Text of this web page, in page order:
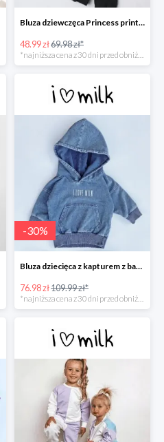
Bluza dziewczęca Princess print -30%
48.99 zł69.98 zł*
-30%
Bluza dziecięca z kapturem z bawełny denim -30%
76.98 zł109.99 zł*
*najniższa cena z 30 dni przed obniżką